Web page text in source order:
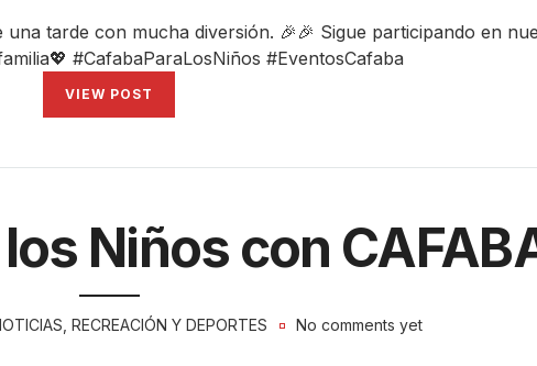
tarde con mucha diversión. 🎉🎉 Sigue participando en
#CafabaParaLosNiños #EventosCafaba
VIEW POST
Niños con
, RECREACIÓN Y DEPORTES No comments yet